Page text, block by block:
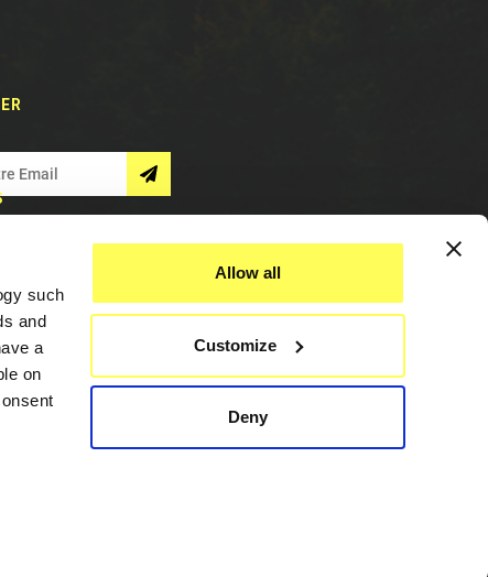
such
and
a
on
Allow all
Customize
Deny
Assistance